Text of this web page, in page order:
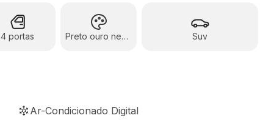
4 portas Preto ouro negro Suv
Ar-Condicionado Digital